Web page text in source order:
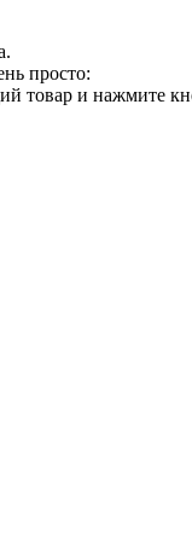
просто:
товар и нажмите